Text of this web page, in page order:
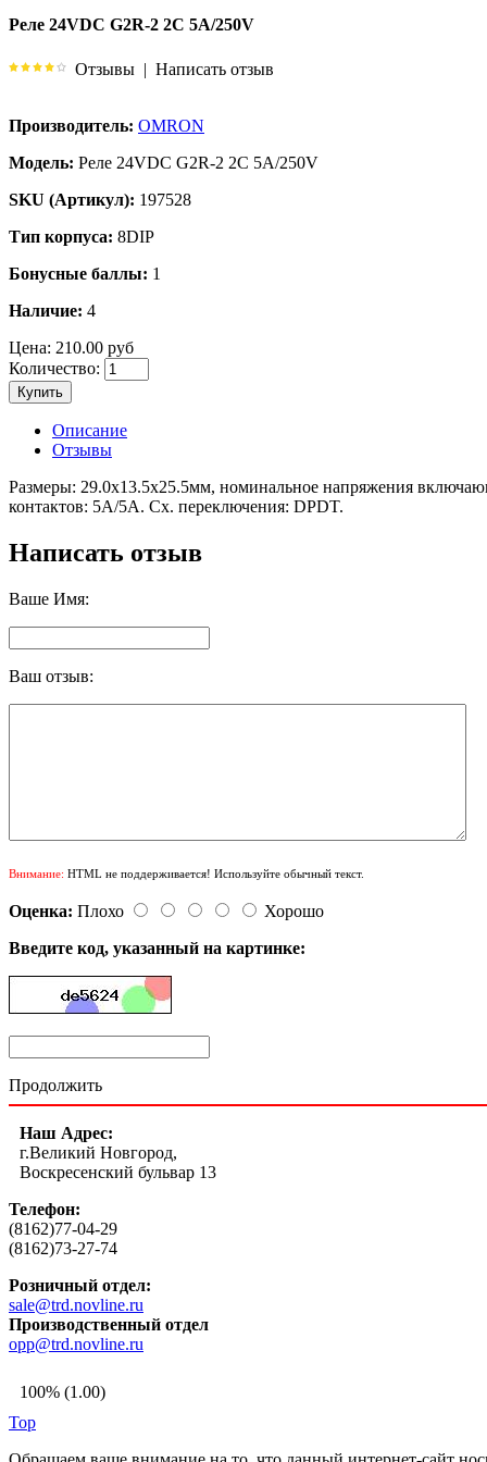
Реле 24VDC G2R-2 2C 5A/250V
Отзывы | Написать отзыв
Производитель: OMRON
Модель: Реле 24VDC G2R-2 2C 5A/250V
SKU (Артикул): 197528
Тип корпуса: 8DIP
Бонусные баллы: 1
Наличие: 4
Цена: 210.00 руб
Количество:
Купить
Описание
Отзывы
Размеры: 29.0x13.5x25.5мм, номинальное напряжения
контактов: 5А/5A. Сх. переключения: DPDT.
Написать отзыв
Ваше Имя:
Ваш отзыв:
Внимание: HTML не поддерживается! Используйте обычный текст.
Оценка: Плохо
Хорошо
Введите код, указанный на картинке:
Продолжить
Наш Адрес:
г.Великий Новгород,
Воскресенский бульвар 13
Телефон:
(8162)77-04-29
(8162)73-27-74
Розничный отдел:
sale@trd.novline.ru
Производственный отдел
opp@trd.novline.ru
100% (1.00)
Top